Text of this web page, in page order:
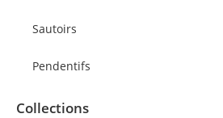
Sautoirs
Pendentifs
Collections